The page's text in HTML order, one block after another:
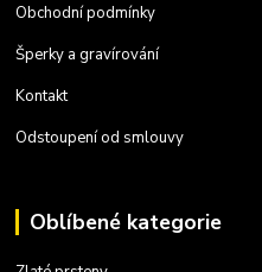
Obchodní podmínky
Šperky a gravírování
Kontakt
Odstoupení od smlouvy
Oblíbené kategorie